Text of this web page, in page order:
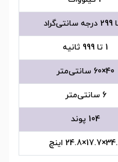
1 تا 999 ثانیه
40×60 سانتی‌متر
6 سانتی‌متر
104 پوند
اینچ